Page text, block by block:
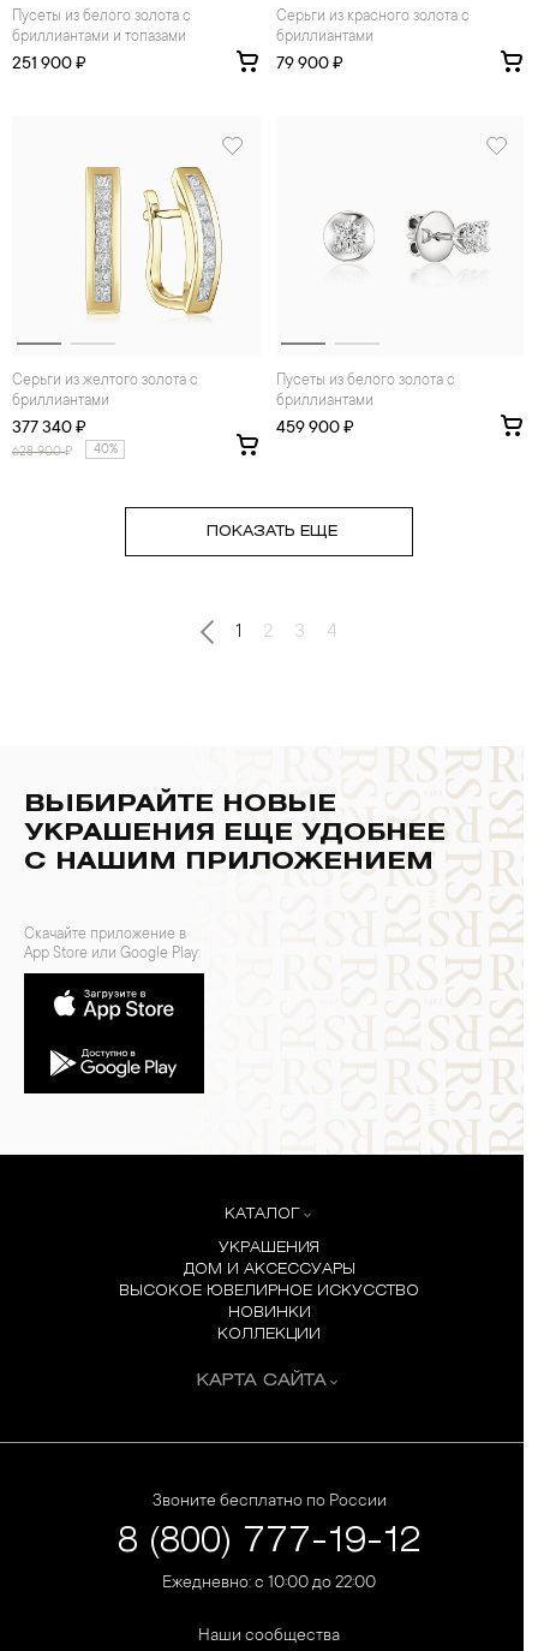
Пусеты из белого золота с
бриллиантами и топазами
251 900 ₽
Серьги из красного золота с
бриллиантами
79 900 ₽
Серьги из желтого золота с
бриллиантами
377 340 ₽
628 900₽ 40%
Пусеты из белого золота с
бриллиантами
459 900 ₽
ПОКАЗАТЬ ЕЩЕ
1 2 3 4
ВЫБИРАЙТЕ НОВЫЕ
УКРАШЕНИЯ ЕЩЕ УДОБНЕЕ
С НАШИМ ПРИЛОЖЕНИЕМ
Скачайте приложение в
App Store или Google Play:
КАТАЛОГ
УКРАШЕНИЯ
ДОМ И АКСЕССУАРЫ
ВЫСОКОЕ ЮВЕЛИРНОЕ ИСКУССТВО
НОВИНКИ
КОЛЛЕКЦИИ
КАРТА САЙТА
Звоните бесплатно по России
8 (800) 777-19-12
Ежедневно: с 10:00 до 22:00
Наши сообщества